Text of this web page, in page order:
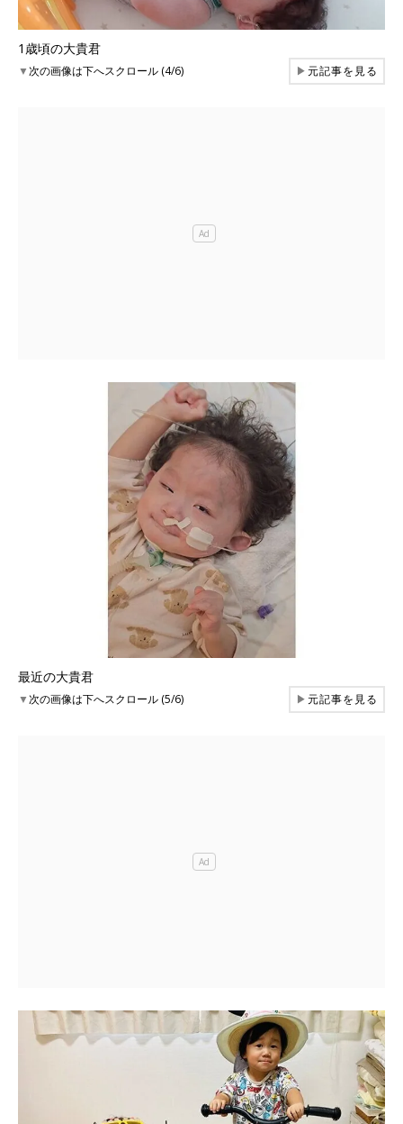
1歳頃の大貴君
▼次の画像は下へスクロール (4/6) ▶元記事を見る
最近の大貴君
▼次の画像は下へスクロール (5/6) ▶元記事を見る